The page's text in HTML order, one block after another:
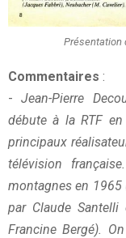
Présentation
Commentaires :
-Jean-Pierre
débute à la RTF
principaux
télévision
montagnes en 1965
par Claude
Francine Bergé).